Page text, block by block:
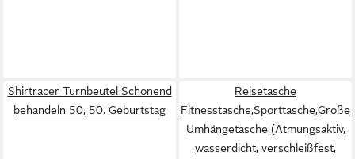
Shirtracer Turnbeutel Schonend
behandeln 50, 50. Geburtstag
Reisetasche
Fitnesstasche,Sporttasche,Große
Umhängetasche (Atmungsaktiv,
wasserdicht, verschleißfest,